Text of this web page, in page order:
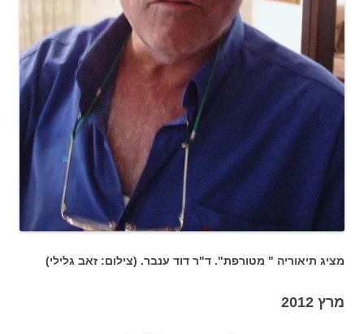
מציג תיאוריה " מטורפת". ד"ר דוד ענבר. (צילום: זאב גלילי)
מרץ 2012